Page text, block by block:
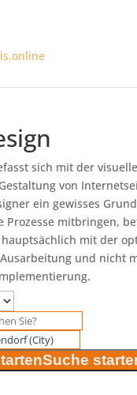
sich mit der
von
ein gewisses
Prozesse mitbringen,
mit der
und nicht
Suche